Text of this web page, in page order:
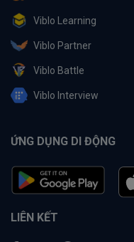
Viblo Learning
Viblo Partner
Viblo Battle
Viblo Interview
ỨNG DỤNG DI ĐỘNG
LIÊN KẾT